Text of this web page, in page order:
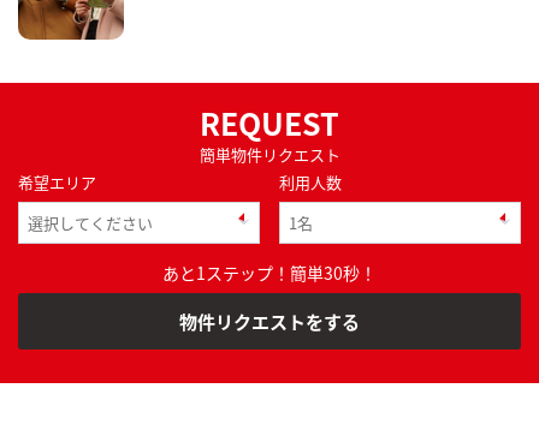
REQUEST
簡単物件リクエスト
希望エリア
利用人数
あと1ステップ！簡単30秒！
物件リクエストをする